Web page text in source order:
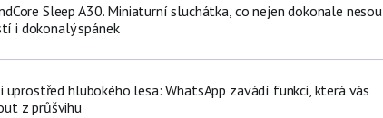
Sleep A30. Miniaturní sluchátka, co nejen dokonale nesou
i dokonalý spánek
uprostřed hlubokého lesa: WhatsApp zavádí funkci, která vás
z průšvihu